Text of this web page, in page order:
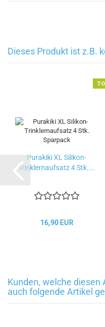
Dieses Produkt ist z.B.
Purakiki XL Silikon-
Trinklernaufsatz 4 Stk....
16,90 EUR
Kunden, welche diesen
auch folgende Artikel